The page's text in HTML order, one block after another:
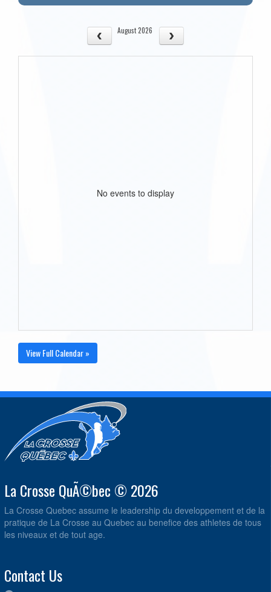
August 2026
No events to display
View Full Calendar »
La Crosse QuÃ©bec © 2026
La Crosse Quebec assume le leadership du developpement et de la
pratique de La Crosse au Quebec au benefice des athletes de tous
les niveaux et de tout age.
Contact Us